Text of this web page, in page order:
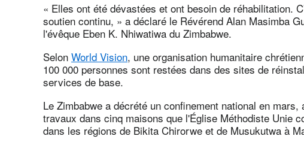
« Elles ont été dévastées et ont besoin de réhabilitation.
soutien continu, » a déclaré le Révérend Alan Masimba
l'évêque Eben K. Nhiwatiwa du Zimbabwe.
Selon World Vision, une organisation humanitaire
100 000 personnes sont restées dans des sites de
services de base.
Le Zimbabwe a décrété un confinement national en
travaux dans cinq maisons que l'Église Méthodiste Unie
dans les régions de Bikita Chirorwe et de Musukutwa à